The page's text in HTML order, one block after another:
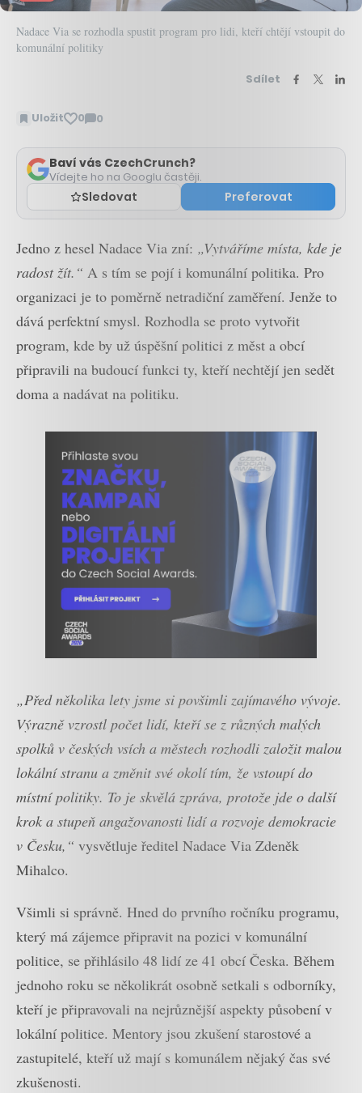
Nadace Via se rozhodla spustit program pro lidi, kteří chtějí vstoupit do
komunální politiky
Sdílet
Uložit 0 0
Zobrazit
Baví vás CzechCrunch?
Vídejte ho na Googlu častěji.
Sledovat Preferovat
Jedno z hesel Nadace Via zní: „Vytváříme místa, kde je
radost žít.“ A s tím se pojí i komunální politika. Pro
organizaci je to poměrně netradiční zaměření. Jenže to
dává perfektní smysl. Rozhodla se proto vytvořit
program, kde by už úspěšní politici z měst a obcí
připravili na budoucí funkci ty, kteří nechtějí jen sedět
doma a nadávat na politiku.
„Před několika lety jsme si povšimli zajímavého vývoje.
Výrazně vzrostl počet lidí, kteří se z různých malých
spolků v českých vsích a městech rozhodli založit malou
lokální stranu a změnit své okolí tím, že vstoupí do
místní politiky. To je skvělá zpráva, protože jde o další
krok a stupeň angažovanosti lidí a rozvoje demokracie
v Česku,“ vysvětluje ředitel Nadace Via Zdeněk
Mihalco.
Všimli si správně. Hned do prvního ročníku programu,
který má zájemce připravit na pozici v komunální
politice, se přihlásilo 48 lidí ze 41 obcí Česka. Během
jednoho roku se několikrát osobně setkali s odborníky,
kteří je připravovali na nejrůznější aspekty působení v
lokální politice. Mentory jsou zkušení starostové a
zastupitelé, kteří už mají s komunálem nějaký čas své
zkušenosti.